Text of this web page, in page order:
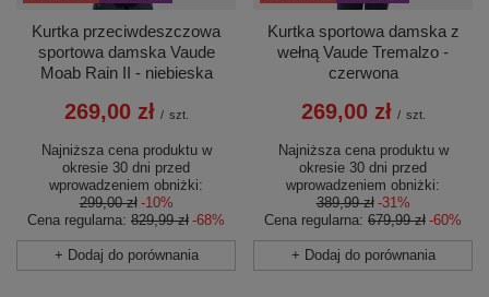
Kurtka przeciwdeszczowa
sportowa damska Vaude
Moab Rain II - niebieska
269,00 zł / szt.
Najniższa cena produktu w
okresie 30 dni przed
wprowadzeniem obniżki:
299,00 zł -10%
Cena regularna: 829,99 zł -68%
+ Dodaj do porównania
Kurtka sportowa damska z
wełną Vaude Tremalzo -
czerwona
269,00 zł / szt.
Najniższa cena produktu w
okresie 30 dni przed
wprowadzeniem obniżki:
389,99 zł -31%
Cena regularna: 679,99 zł -60%
+ Dodaj do porównania